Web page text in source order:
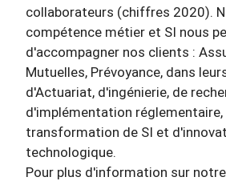
collaborateurs (chiffres 2020).
compétence métier et SI nous
d'accompagner nos clients :
Mutuelles, Prévoyance, dans
d'Actuariat, d'ingénierie, de
d'implémentation réglementaire,
transformation de SI et
technologique.
Pour plus d'information sur